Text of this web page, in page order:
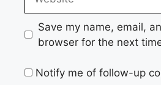
Save my name, email,
browser for the next
Notify me of follow-up